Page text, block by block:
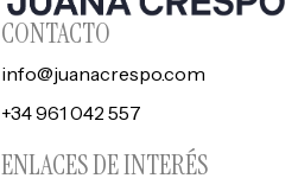
CONTACTO
info@juanacrespo.com
+34 961 042 557
ENLACES DE INTERÉS